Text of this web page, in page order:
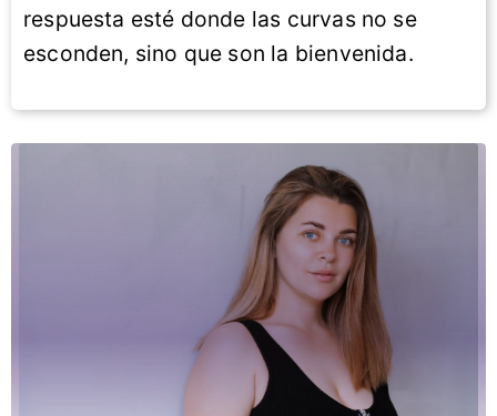
respuesta esté donde las curvas no se
esconden, sino que son la bienvenida.